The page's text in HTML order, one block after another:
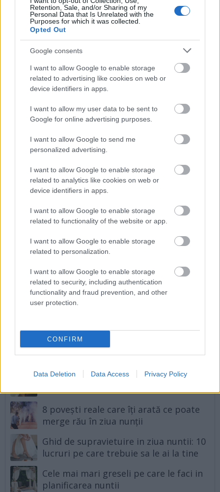
Retention, Sale, and/or Sharing of my
Personal Data that Is Unrelated with the
Purposes for which it was collected.
Opted Out
Google consents
I want to allow Google to enable storage
related to advertising like cookies on web or
device identifiers in apps.
I want to allow my user data to be sent to
Google for online advertising purposes.
I want to allow Google to send me
personalized advertising.
I want to allow Google to enable storage
related to analytics like cookies on web or
device identifiers in apps.
I want to allow Google to enable storage
related to functionality of the website or app.
I want to allow Google to enable storage
related to personalization.
I want to allow Google to enable storage
related to security, including authentication
functionality and fraud prevention, and other
user protection.
CONFIRM
Data Deletion Data Access Privacy Policy
savurati o vata pe bat si surprindeti aceste
momente cu un aparat foto. Veti avea astfel o
amintire frumoasa din aceasta perioada.
Daca va face placere sa gatiti impreuna, puteti
planifica o seara speciala. Mergeti la cumparaturi
impreuna, alegeti acele alimente care va plac si
inventati felul vostru special de mancare.
Vezi și
Cum sa arati bine cand mergi in luna
de miere: 6 sfaturi utile
în 2025
în ziua nunții
Urmatorul articol
Zodia care scapă cu orice: i se iartă
toate greșelile
Articole asemănătoare
10 lucruri pe care mirele ar trebui sa le
aiba in ziua nuntii
8 povești reale care îți arată ce poate
merge rău în ziua nunții
Ghid de supravietuire in ziua nuntii: 10
lucruri pe care trebuie sa le ai la tine
Cele mai mari greseli pe care le faci in
planificarea nuntii